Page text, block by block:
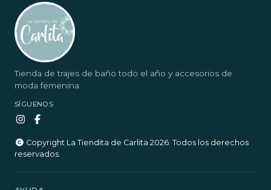
Tienda de trajes de baño todo el año y accesorios de
moda femenina.
SÍGUENOS
Copyright La Tiendita de Carlita 2026. Todos los derechos
reservados.